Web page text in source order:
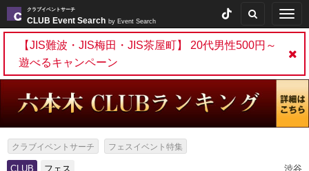
クラブイベントサーチ
CLUB Event Search by Event Search
【JIS難波・JIS梅田・JIS茶屋町】 20代男性500円～
遊べるキャンペーン
クラブイベントサーチ フェスイベント特集
ファンラン・ランフェス特集
CLUB フェス 渋谷